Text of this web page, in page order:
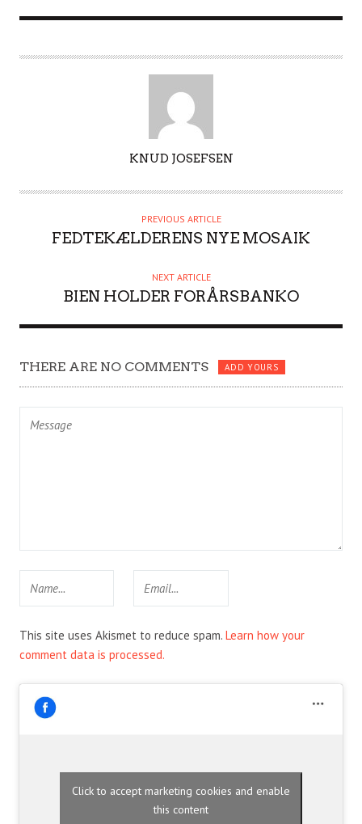
T
KNUD JOSEFSEN
PREVIOUS ARTICLE
FEDTEKÆLDERENS NYE MOSAIK
NEXT ARTICLE
BIEN HOLDER FORÅRSBANKO
THERE ARE NO COMMENTS ADD YOURS
This site uses Akismet to reduce spam. Learn how your
comment data is processed.
Click to accept marketing cookies and enable
this content